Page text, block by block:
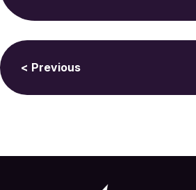
< Previous